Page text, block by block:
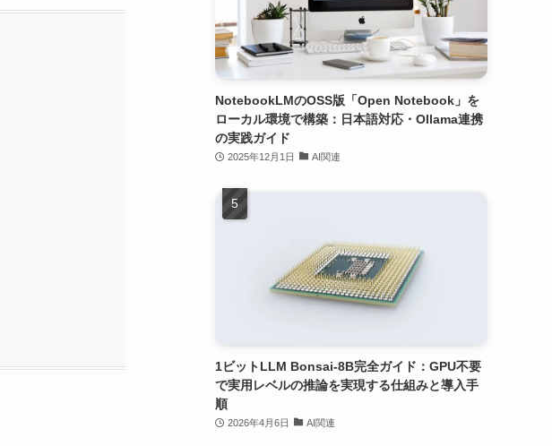
NotebookLMのOSS版「Open Notebook」を
ローカル環境で構築：日本語対応・Ollama連携
の実践ガイド
2025年12月1日 AI関連
1ビットLLM Bonsai-8B完全ガイド：GPU不要
で実用レベルの推論を実現する仕組みと導入手
順
2026年4月6日 AI関連